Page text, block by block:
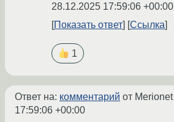
28.12.2025 17:59:06 +00:00
Показать ответ
Ссылка
1
Ответ на: комментарий от Merionet
17:59:06 +00:00